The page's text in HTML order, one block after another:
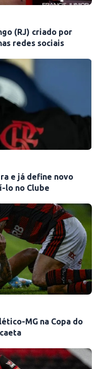
(RJ) criado por
redes sociais
e já define novo
lo no Clube
MG na Copa do